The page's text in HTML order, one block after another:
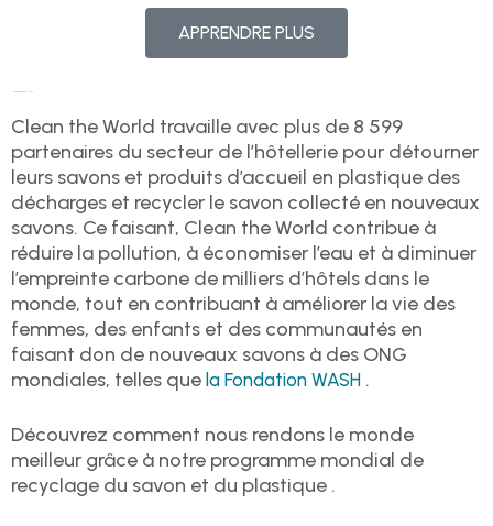
APPRENDRE PLUS
Clean the World travaille avec plus de 8 599
partenaires du secteur de l’hôtellerie pour détourner
leurs savons et produits d’accueil en plastique des
décharges et recycler le savon collecté en nouveaux
savons. Ce faisant, Clean the World contribue à
réduire la pollution, à économiser l’eau et à diminuer
l’empreinte carbone de milliers d’hôtels dans le
monde, tout en contribuant à améliorer la vie des
femmes, des enfants et des communautés en
faisant don de nouveaux savons à des ONG
mondiales, telles que la Fondation WASH .
Découvrez comment nous rendons le monde
meilleur grâce à notre programme mondial de
recyclage du savon et du plastique .